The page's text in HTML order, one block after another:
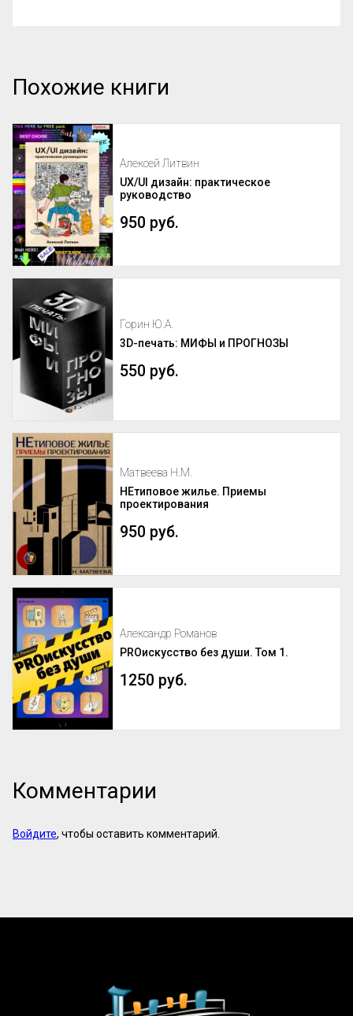
Похожие книги
Алексей Литвин
UX/UI дизайн: практическое
руководство
950 руб.
Горин Ю.А.
3D-печать: МИФЫ и ПРОГНОЗЫ
550 руб.
Матвеева Н.М.
НЕтиповое жилье. Приемы
проектирования
950 руб.
Александр Романов
PROискусство без души. Том 1.
1250 руб.
Комментарии
Войдите, чтобы оставить комментарий.